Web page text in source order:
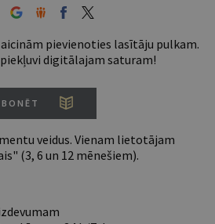
pievienoties lasītāju pulkam.
digitālajam saturam!
veidus. Vienam lietotājam
(3, 6 un 12 mēnešiem).